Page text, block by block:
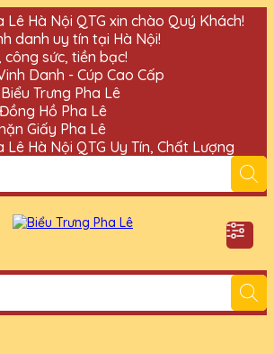
Lê Hà Nội QTG xin chào Quý Khách!
danh uy tín tại Hà Nội!
sức, tiền bạc!
Danh - Cúp Cao Cấp
Trưng Pha Lê
Hồ Pha Lê
Giấy Pha Lê
Lê Hà Nội QTG Uy Tín, Chất Lượng